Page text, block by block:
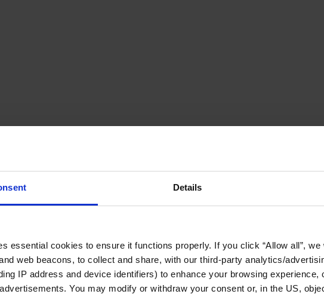
Details
essential cookies to ensure it functions properly. If you click “Allow all”,
web beacons, to collect and share, with our third-party analytics/
IP address and device identifiers) to enhance your browsing experience,
You may modify or withdraw your consent or, in the US,